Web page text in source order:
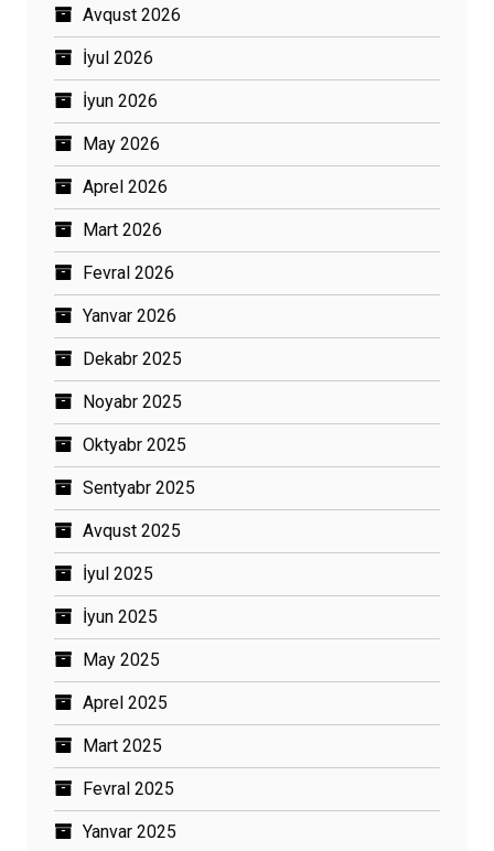
Avqust 2026
İyul 2026
İyun 2026
May 2026
Aprel 2026
Mart 2026
Fevral 2026
Yanvar 2026
Dekabr 2025
Noyabr 2025
Oktyabr 2025
Sentyabr 2025
Avqust 2025
İyul 2025
İyun 2025
May 2025
Aprel 2025
Mart 2025
Fevral 2025
Yanvar 2025